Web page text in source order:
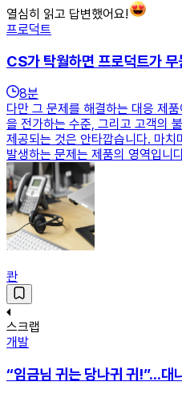
열심히 읽고 답변했어요!
프로덕트
CS가 탁월하면 프로덕트가 무
8분
다만 그 문제를 해결하는 대응 제
을 전가하는 수준, 그리고 고객의
제공되는 것은 안타깝습니다. 마치
발생하는 문제는 제품의 영역입니
콴
스크랩
개발
“임금님 귀는 당나귀 귀!”...대